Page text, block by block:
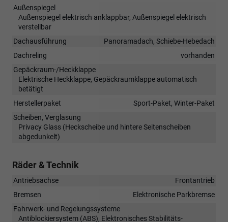
Außenspiegel
Außenspiegel elektrisch anklappbar, Außenspiegel elektrisch
verstellbar
Dachausführung
Panoramadach, Schiebe-Hebedach
Dachreling
vorhanden
Gepäckraum-/Heckklappe
Elektrische Heckklappe, Gepäckraumklappe automatisch
betätigt
Herstellerpaket
Sport-Paket, Winter-Paket
Scheiben, Verglasung
Privacy Glass (Heckscheibe und hintere Seitenscheiben
abgedunkelt)
Räder & Technik
Antriebsachse
Frontantrieb
Bremsen
Elektronische Parkbremse
Fahrwerk- und Regelungssysteme
Antiblockiersystem (ABS), Elektronisches Stabilitäts-